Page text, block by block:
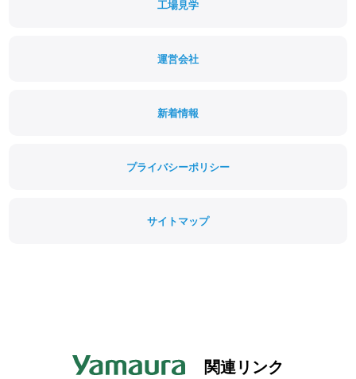
工場見学
運営会社
新着情報
プライバシーポリシー
サイトマップ
関連リンク